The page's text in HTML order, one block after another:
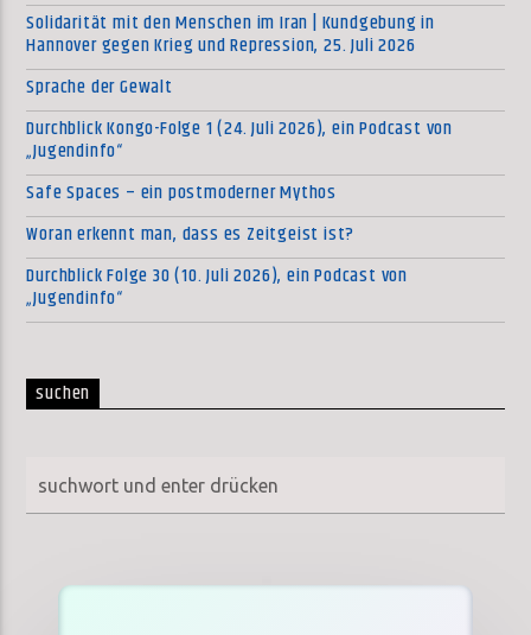
Solidarität mit den Menschen im Iran | Kundgebung in
Hannover gegen Krieg und Repression, 25. Juli 2026
Sprache der Gewalt
Durchblick Kongo-Folge 1 (24. Juli 2026), ein Podcast von
„Jugendinfo“
Safe Spaces – ein postmoderner Mythos
Woran erkennt man, dass es Zeitgeist ist?
Durchblick Folge 30 (10. Juli 2026), ein Podcast von
„Jugendinfo“
suchen